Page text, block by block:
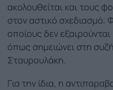
ακολουθείται και τους
στον αστικό σχεδιασμό.
οποίους δεν εξαιρούνται
όπως σημειώνει στη
Σταυρουλάκη.
Για την ίδια, η